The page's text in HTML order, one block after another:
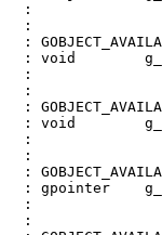
:
:
:
: void
:
:
:
: void
:
:
:
: gpointer
:
: